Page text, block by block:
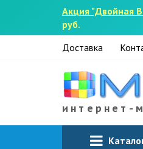
Акция "Двойная
руб.
Доставка
интернет-